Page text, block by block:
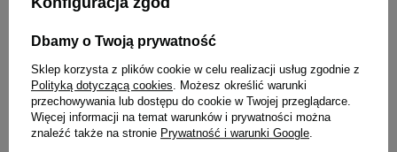
Wybrane specjalnie dla
Ciebie i Twojego czworonoga
Dbamy o Twoją prywatność
Sklep korzysta z plików cookie w celu realizacji usług zgodnie z
Polityką dotyczącą cookies . Możesz określić warunki
przechowywania lub dostępu do cookie w Twojej przeglądarce.
Więcej informacji na temat warunków i prywatności można
znaleźć także na stronie Prywatność i warunki Google